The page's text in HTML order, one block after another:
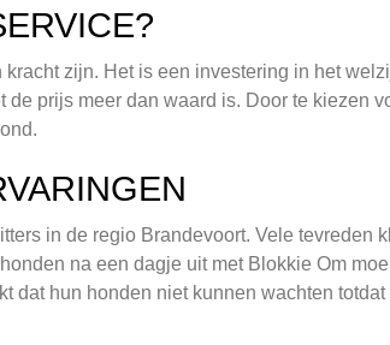
zijn. Het is een investering in het
prijs meer dan waard is. Door te kiezen
in de regio Brandevoort. Vele tevreden
na een dagje uit met Blokkie Om
dat hun honden niet kunnen wachten totdat